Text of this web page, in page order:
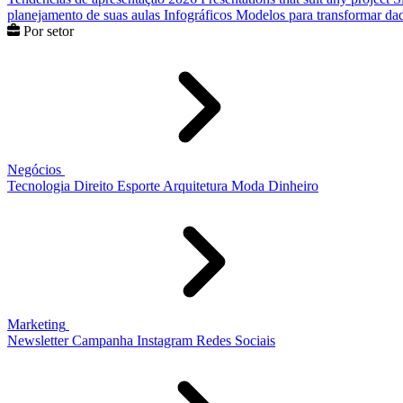
planejamento de suas aulas Infográficos Modelos para transformar
Por setor
Negócios
Tecnologia Direito Esporte Arquitetura Moda Dinheiro
Marketing
Newsletter Campanha Instagram Redes Sociais